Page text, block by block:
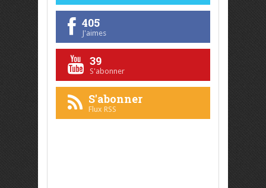
405
J'aimes
39
S'abonner
S'abonner
Flux RSS